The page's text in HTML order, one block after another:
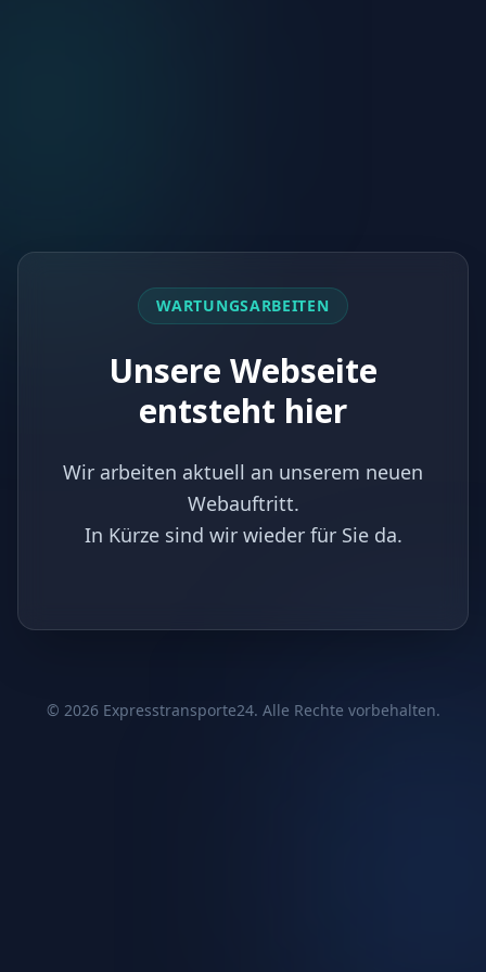
WARTUNGSARBEITEN
Unsere Webseite
entsteht hier
Wir arbeiten aktuell an unserem neuen
Webauftritt.
In Kürze sind wir wieder für Sie da.
© 2026Expresstransporte24. Alle Rechte vorbehalten.